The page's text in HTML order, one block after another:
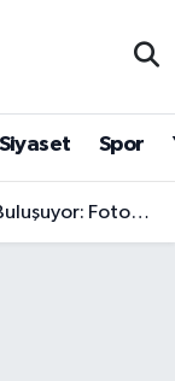
Siyaset Spor
İçin Geri Sayım Başladı!